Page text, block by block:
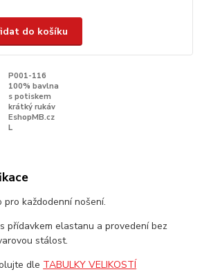
do košíku
P001-116
100% bavlna
s potiskem
krátký rukáv
EshopMB.cz
L
každodenní nošení.
přídavkem elastanu a provedení bez
stálost.
dle TABULKY VELIKOSTÍ